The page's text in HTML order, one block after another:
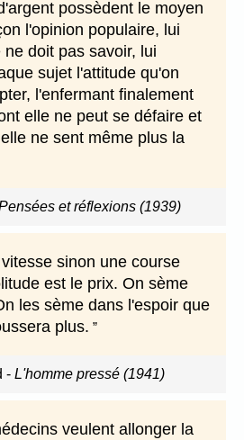
possèdent le moyen
l'opinion populaire, lui
doit pas savoir, lui
sujet l'attitude qu'on
l'enfermant finalement
elle ne peut se défaire et
ne sent même plus la
et réflexions (1939)
sinon une course
est le prix. On sème
les sème dans l'espoir que
plus.
- L'homme pressé (1941)
veulent allonger la